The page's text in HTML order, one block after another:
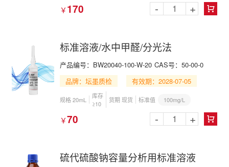
￥ 170 
- +
标准溶液/水中甲醛/分光法
产品编号：BW20040-100-W-20 CAS号：50-00-0
品牌：坛墨质检
有效期：2028-07-05
规格 20mL
库存
≥10
货期 现货 标准值 100mg/L
￥70 
- +
硫代硫酸钠容量分析用标准溶液